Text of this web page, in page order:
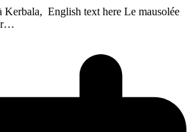
English text here Le mausolée